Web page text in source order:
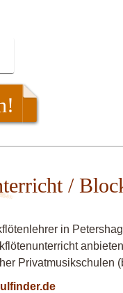
/
in
Privatmusikschulen